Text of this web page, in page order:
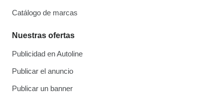
Catálogo de marcas
Nuestras ofertas
Publicidad en Autoline
Publicar el anuncio
Publicar un banner